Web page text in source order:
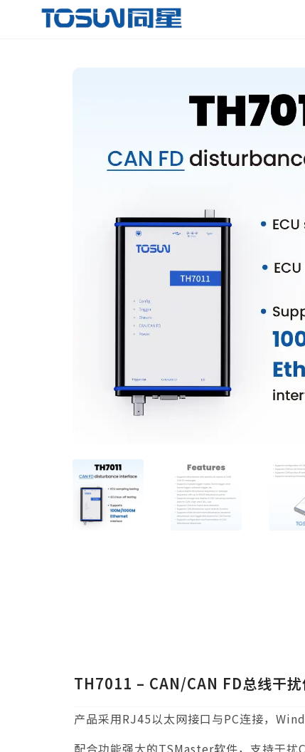
TH7011 – CAN/CAN FD总线干扰
产品采用RJ45以太网接口与PC连接，
配合功能强大的TSMaster软件，支持干扰